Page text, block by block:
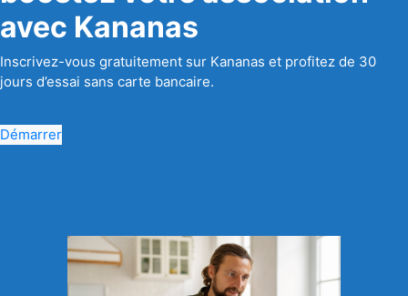
avec Kananas
Inscrivez-vous gratuitement sur Kananas et profitez de 30
jours d’essai sans carte bancaire.
Démarrer